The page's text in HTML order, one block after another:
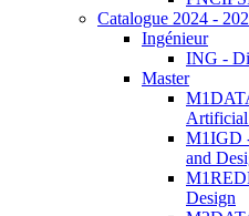
Catalogue 2024 -
Ingénieur
ING -
Master
Artificial
M1IGD
and
Design